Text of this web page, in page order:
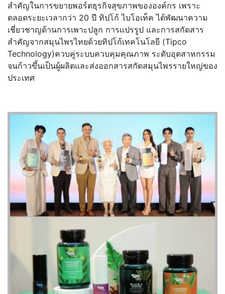
สำคัญในการขยายพอร์ตธุรกิจสุขภาพขององค์กร เพราะ
ตลอดระยะเวลากว่า 20 ปี ทิปโก้ ไบโอเท็ค ได้พัฒนาความ
เชี่ยวชาญด้านการเพาะปลูก การแปรรูป และการสกัดสาร
สำคัญจากสมุนไพรไทยด้วยทิปโก้เทคโนโลยี (Tipco
Technology)ควบคู่ระบบควบคุมคุณภาพ ระดับอุตสาหกรรม
จนก้าวขึ้นเป็นผู้ผลิตและส่งออกสารสกัดสมุนไพรรายใหญ่ของ
ประเทศ